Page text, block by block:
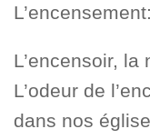
L’encensement:
L’encensoir,
L’odeur de
dans nos